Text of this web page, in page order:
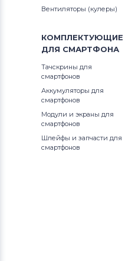
Вентиляторы (кулеры)
КОМПЛЕКТУЮЩИЕ
ДЛЯ СМАРТФОНА
Тачскрины для
смартфонов
Аккумуляторы для
смартфонов
Модули и экраны для
смартфонов
Шлейфы и запчасти для
смартфонов